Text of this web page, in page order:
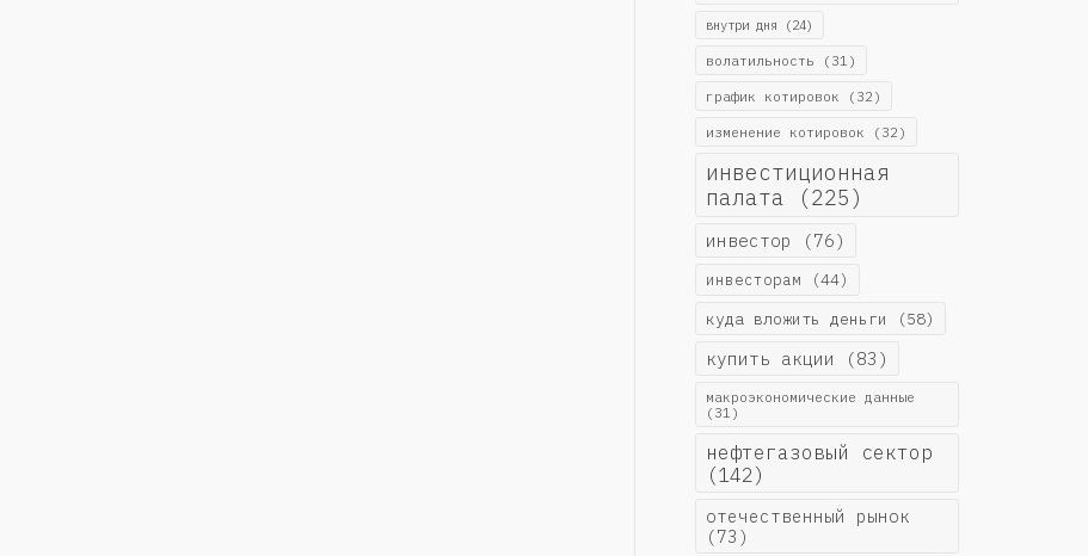
внутри дня (24)
волатильность (31)
график котировок (32)
изменение котировок (32)
инвестиционная
палата (225)
инвестор (76)
инвесторам (44)
куда вложить деньги (58)
купить акции (83)
макроэкономические данные
(31)
нефтегазовый сектор
(142)
отечественный рынок
(73)